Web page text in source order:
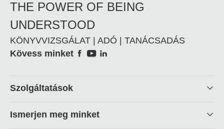
THE POWER OF BEING
UNDERSTOOD
KÖNYVVIZSGÁLAT | ADÓ | TANÁCSADÁS
Social
Kövess minket
Footer
Szolgáltatások
Ismerjen meg minket